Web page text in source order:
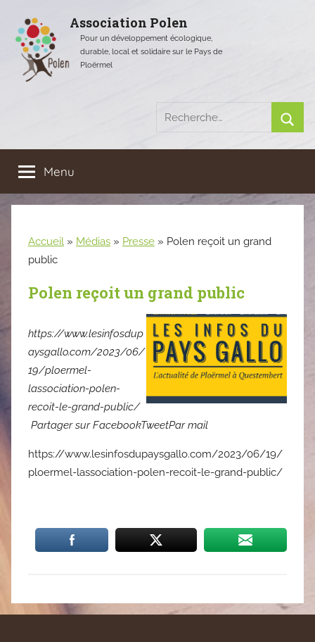
contenu
Association Polen
Pour un développement écologique,
durable, local et solidaire sur le Pays de
Ploërmel
Recherche
:
Menu
Accueil » Médias » Presse » Polen reçoit un grand
public
Polen reçoit un grand public
https://www.lesinfosdup
aysgallo.com/2023/06/
19/ploermel-
lassociation-polen-
recoit-le-grand-public/
Partager sur FacebookTweetPar mail
https://www.lesinfosdupaysgallo.com/2023/06/19/
ploermel-lassociation-polen-recoit-le-grand-public/